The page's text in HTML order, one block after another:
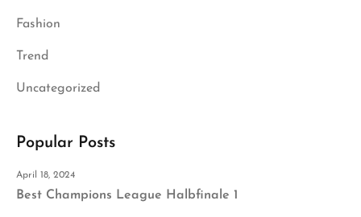
Fashion
Trend
Uncategorized
Popular Posts
April 18, 2024
Best Champions League Halbfinale 1